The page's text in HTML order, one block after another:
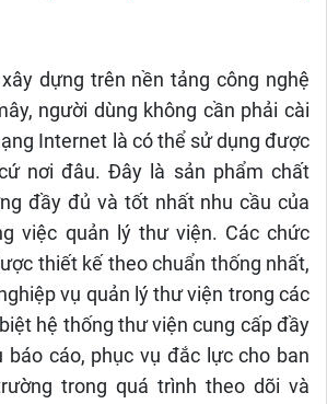
dựng trên nền tảng công nghệ
người dùng không cần phải cài
Internet là có thể sử dụng được
nơi đâu. Đây là sản phẩm chất
đầy đủ và tốt nhất nhu cầu của
việc quản lý thư viện. Các chức
thiết kế theo chuẩn thống nhất,
vụ quản lý thư viện trong các
hệ thống thư viện cung cấp đầy
báo cáo, phục vụ đắc lực cho ban
trong quá trình theo dõi và